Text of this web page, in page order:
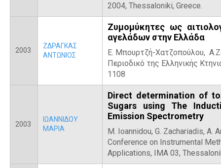
2004, Thessaloniki, Greece.
2003
ΖΔΡΑΓΚΑΣ
ΑΝΤΩΝΙΟΣ
Ζυμομύκητες ως
αγελάδων στην Ελλάδα
Ε. Μπουρτζή-Χατζοπούλου,
Περιοδικό της Ελληνικής
1108
2003
ΙΩΑΝΝΙΔΟΥ
ΜΑΡΙΑ
Direct determination of
Sugars using The
Emission Spectrometry
M. Ioannidou, G. Zachariadis, A.
Conference on Instrumental
Applications, IMA 03,